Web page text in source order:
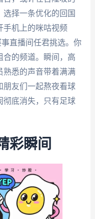
择一条优化的回国
手机上的咪咕视频
直播间任君挑选。你
合的频道。瞬间，高
熟悉的声音带着满满
朋友们一起熬夜看球
彻底消失，只有足球
彩瞬间